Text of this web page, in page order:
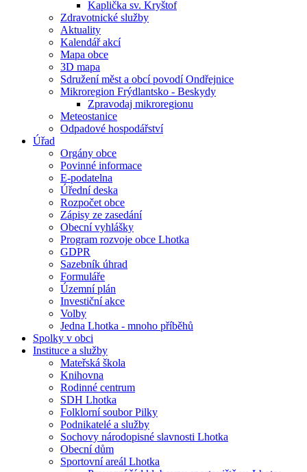
Kaplička sv. Kryštof
Zdravotnické služby
Aktuality
Kalendář akcí
Mapa obce
3D mapa
Sdružení měst a obcí povodí Ondřejnice
Mikroregion Frýdlantsko - Beskydy
Zpravodaj mikroregionu
Meteostanice
Odpadové hospodářství
Úřad
Orgány obce
Povinné informace
E-podatelna
Úřední deska
Rozpočet obce
Zápisy ze zasedání
Obecní vyhlášky
Program rozvoje obce Lhotka
GDPR
Sazebník úhrad
Formuláře
Územní plán
Investiční akce
Volby
Jedna Lhotka - mnoho příběhů
Spolky v obci
Instituce a služby
Mateřská škola
Knihovna
Rodinné centrum
SDH Lhotka
Folklorní soubor Pilky
Podnikatelé a služby
Sochovy národopisné slavnosti Lhotka
Obecní dům
Sportovní areál Lhotka